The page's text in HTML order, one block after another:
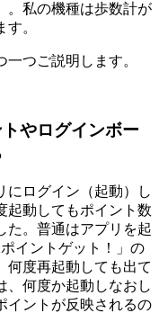
。私の機種は歩数計が
。
つご説明します。
やログインボー
にログイン（起動）し
起動してもポイント数
た。普通はアプリを起
イントゲット！」の
何度再起動しても出て
、何度か起動しなおし
イントが反映されるの